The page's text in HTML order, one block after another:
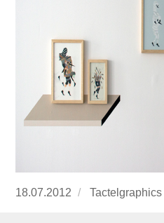
Publicado
18.07.2012 https://
Tactelgraphics